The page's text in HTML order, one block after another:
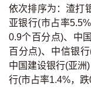
按揭百科
实时银行资讯
装修·保险优惠
依次排序为：渣打
亚银行(市占率
0.9个百分点)、中
百分点)、中信银
中国建设银行(亚洲
行(市占率1.4%，